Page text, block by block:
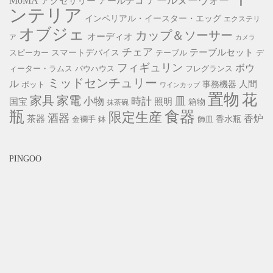
ンテリア インペリアル・イースター・エッグ エクステリ
ア オブジェ オーディオ カップ＆ソーサー カメラ
スピーカー スマートデバイス チェア テーブル テーブルセット
デ
ィーター・ラムス バウハウス フィギュリン フレグランス ボウ
ル ポット ミッドセンチュリー ワインカップ 事務機器 人間
国宝 家具 家電 小物 抹茶碗 時計 照明 皿 箱物 置物 花
瓶 茶器 酒器 金襴手 鉢 限定生産 食器 飾皿 香水瓶 香炉
PINGOO